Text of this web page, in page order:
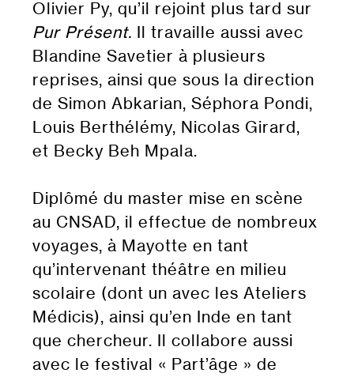
Olivier Py, qu’il rejoint plus tard sur
Pur Présent. Il travaille aussi avec
Blandine Savetier à plusieurs
reprises, ainsi que sous la direction
de Simon Abkarian, Séphora Pondi,
Louis Berthélémy, Nicolas Girard,
et Becky Beh Mpala.
Diplômé du master mise en scène
au CNSAD, il effectue de nombreux
voyages, à Mayotte en tant
qu’intervenant théâtre en milieu
scolaire (dont un avec les Ateliers
Médicis), ainsi qu’en Inde en tant
que chercheur. Il collabore aussi
avec le festival « Part’âge » de